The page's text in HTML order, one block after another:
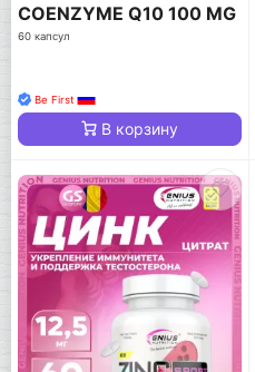
COENZYME Q10 100 MG
60 капсул
Be First
В корзину